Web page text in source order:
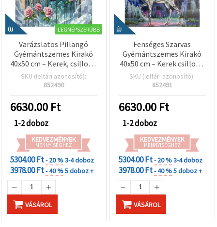
ÚJ LEGNÉPSZERŰBB
Varázslatos Pillangó
Gyémántszemes Kirakó
40x50 cm – Kerek, csillogó
gyémántszemek, teljes
kirakás, elegáns kerettel
SKU (leltári azonosító):
852490
6630.00 Ft
1-2 doboz
KEDVEZMÉNYEK
MENNYISÉGHEZ
5304.00 Ft- 20 %3-4 doboz
3978.00 Ft- 40 %5 doboz +
VÁSÁROL
ÚJ
Fenséges Szarvas
Gyémántszemes Kirakó
40x50 cm – Kerek csillogó
gyémántszemek, teljes
kirakás elegáns kerettel –
XQYX86091
SKU (leltári azonosító):
852491
6630.00 Ft
1-2 doboz
KEDVEZMÉNYEK
MENNYISÉGHEZ
5304.00 Ft- 20 %3-4 doboz
3978.00 Ft- 40 %5 doboz +
VÁSÁROL